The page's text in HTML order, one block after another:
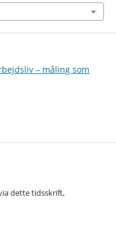
– måling som
dette tidsskrift,